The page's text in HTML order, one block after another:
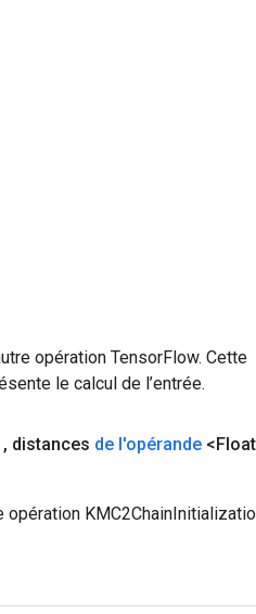
opération TensorFlow. Cette
le calcul de l’entrée.
, distances de l'opérande